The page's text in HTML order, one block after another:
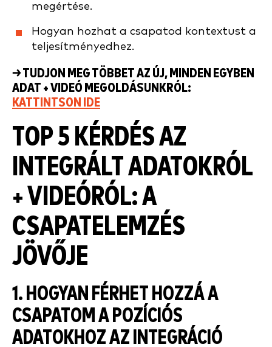
megértése.
Hogyan hozhat a csapatod kontextust a
teljesítményedhez.
→ TUDJON MEG TÖBBET AZ ÚJ, MINDEN EGYBEN
ADAT + VIDEÓ MEGOLDÁSUNKRÓL:
KATTINTSON IDE
TOP 5 KÉRDÉS AZ
INTEGRÁLT ADATOKRÓL
+ VIDEÓRÓL: A
CSAPATELEMZÉS
JÖVŐJE
1. HOGYAN FÉRHET HOZZÁ A
CSAPATOM A POZÍCIÓS
ADATOKHOZ AZ INTEGRÁCIÓ